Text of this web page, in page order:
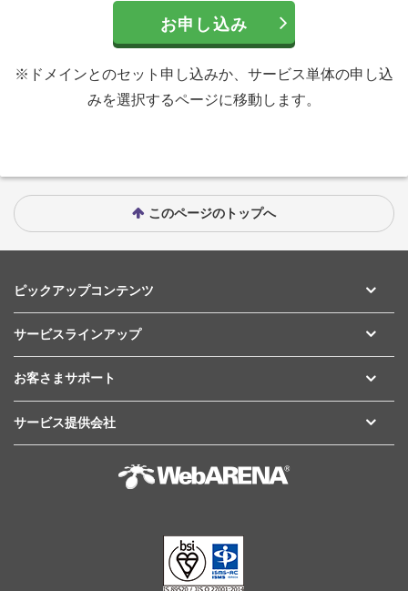
お申し込み
※ドメインとのセット申し込みか、サービス単体の申し込
みを選択するページに移動します。
このページのトップへ
ピックアップコンテンツ
サービスラインアップ
お客さまサポート
サービス提供会社